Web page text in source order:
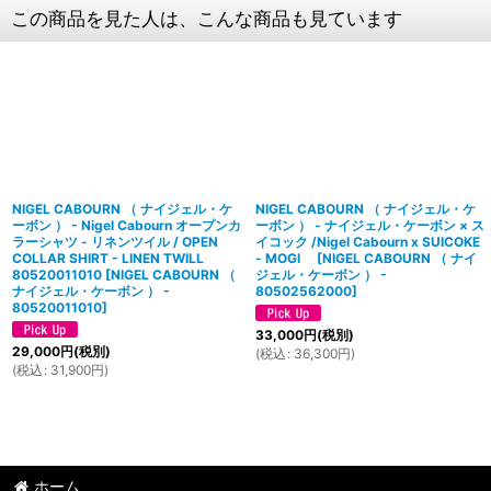
この商品を見た人は、こんな商品も見ています
NIGEL CABOURN （ ナイジェル・ケ
ーボン ） - Nigel Cabourn オープンカ
ラーシャツ - リネンツイル / OPEN
COLLAR SHIRT - LINEN TWILL
80520011010 [NIGEL CABOURN （
ナイジェル・ケーボン ） -
80520011010]
29,000円(税別)
(税込 : 31,900円)
NIGEL CABOURN （ ナイジェル・ケ
ーボン ） - ナイジェル・ケーボン × ス
イコック /Nigel Cabourn x SUICOKE
- MOGI
[NIGEL CABOURN （ ナイ
ジェル・ケーボン ） -
80502562000]
33,000円(税別)
(税込 : 36,300円)
ホーム